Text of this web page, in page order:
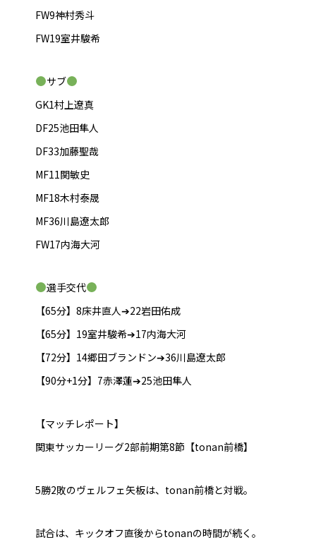
FW9神村秀斗
FW19室井駿希
サブ
GK1村上遼真
DF25池田隼人
DF33加藤聖哉
MF11関敏史
MF18木村泰晟
MF36川島遼太郎
FW17内海大河
選手交代
【65分】8床井直人➔22岩田佑成
【65分】19室井駿希➔17内海大河
【72分】14郷田ブランドン➔36川島遼太郎
【90分+1分】7赤澤蓮➔25池田隼人
【マッチレポート】
関東サッカーリーグ2部前期第8節【tonan前橋】
5勝2敗のヴェルフェ矢板は、tonan前橋と対戦。
試合は、キックオフ直後からtonanの時間が続く。